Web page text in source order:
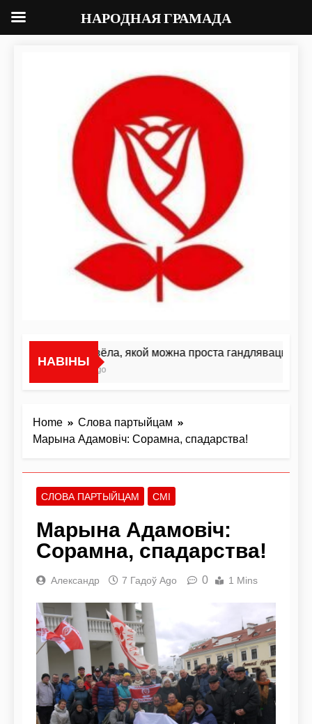
НАВІНЫ
«Я не жывёла, якой можна проста гандляваць»У
Home
Слова партыйцам
Марына Адамовіч: Сорамна, спадарства!
СЛОВА ПАРТЫЙЦАМ СМІ
Марына Адамовіч:
Сорамна, спадарства!
Александр 7 Гадоў Ago 0 1 Mins
НАРОДНАЯ ГРАМАДА